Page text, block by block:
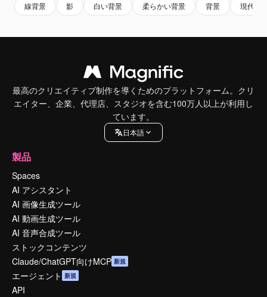
線背景 影 白い背景 柔らかい背景 背景 現代の
最高のクリエイティブ制作を導くためのプラットフォーム。クリ
エイター、企業、代理店、スタジオを含む100万人以上が利用し
ています。
日本語
製品
Spaces
AI アシスタント
AI 画像生成ツール
AI 動画生成ツール
AI 音声合成ツール
ストックコンテンツ
Claude/ChatGPT向けMCP 新規
エージェント 新規
API